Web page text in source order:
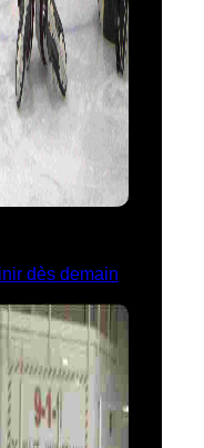
dès demain